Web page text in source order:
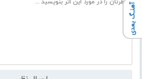
آهنـگ بعدی